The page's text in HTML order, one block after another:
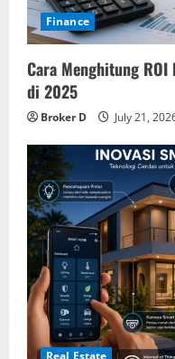
Finance
Cara Menghitung
di 2025
Broker D July 21,
Real Estate